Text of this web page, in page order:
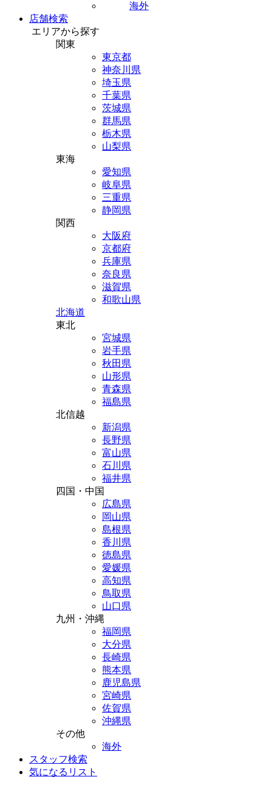
海外
店舗検索
エリアから探す
関東
東京都
神奈川県
埼玉県
千葉県
茨城県
群馬県
栃木県
山梨県
東海
愛知県
岐阜県
三重県
静岡県
関西
大阪府
京都府
兵庫県
奈良県
滋賀県
和歌山県
北海道
東北
宮城県
岩手県
秋田県
山形県
青森県
福島県
北信越
新潟県
長野県
富山県
石川県
福井県
四国・中国
広島県
岡山県
島根県
香川県
徳島県
愛媛県
高知県
鳥取県
山口県
九州・沖縄
福岡県
大分県
長崎県
熊本県
鹿児島県
宮崎県
佐賀県
沖縄県
その他
海外
スタッフ検索
気になるリスト